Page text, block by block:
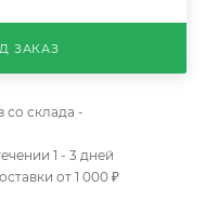
ЗАКАЗ
со склада -
1 - 3 дней
от 1 000 ₽